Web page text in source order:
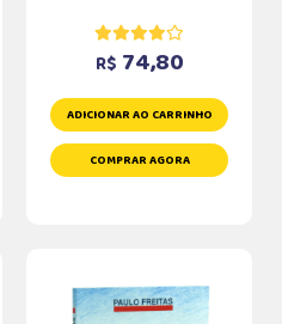
R$ 74,80
ADICIONAR AO CARRINHO
COMPRAR AGORA